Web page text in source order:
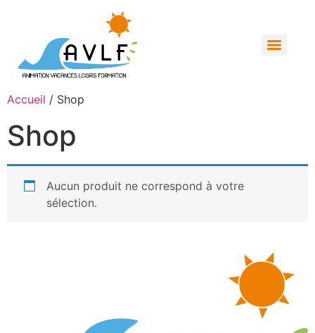
Accueil / Shop
Shop
Aucun produit ne correspond à votre
sélection.